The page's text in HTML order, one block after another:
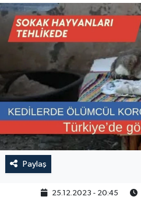
Paylaş
25.12.2023 - 20:45